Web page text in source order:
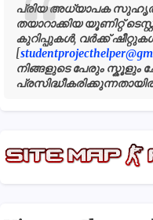
പ്രിയ അധ്യാപക
തയാറാക്കിയ യൂണിറ്റ്
കുറിപ്പുകൾ, വർക്ക്
[
നിങ്ങളുടെ പേരും സ്കൂളും